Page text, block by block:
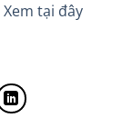
Xem tại đây